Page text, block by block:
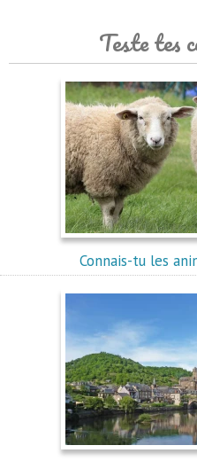
Teste tes
Connais-tu les